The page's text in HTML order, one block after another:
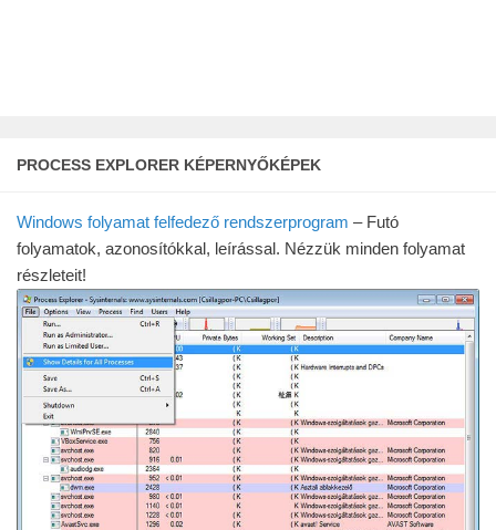
PROCESS EXPLORER KÉPERNYŐKÉPEK
Windows folyamat felfedező rendszerprogram – Futó
folyamatok, azonosítókkal, leírással. Nézzük minden folyamat
részleteit!